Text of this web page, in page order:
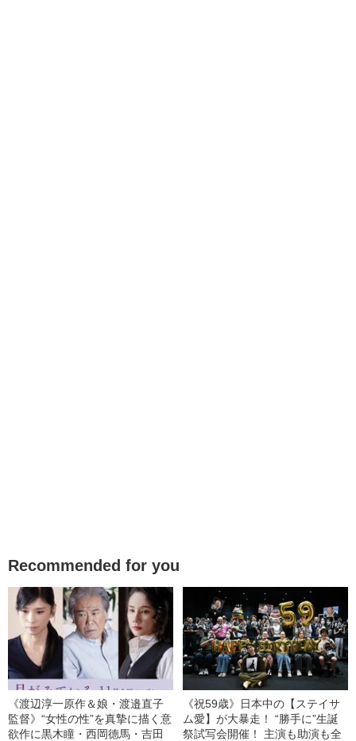
Recommended for you
《渡辺淳一原作＆娘・渡邉直子
監督》“女性の性”を真摯に描く意
欲作に黒木瞳・西岡德馬・吉田
《祝59歳》日本中の【ステイサ
ム愛】が大暴走！ “勝手に”生誕
祭試写会開催！ 主演も助演も全